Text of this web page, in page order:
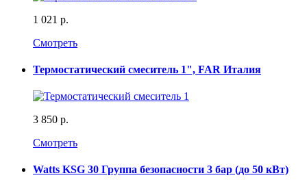
1 021 р.
Смотреть
Термостатический смеситель 1", FAR Италия
3 850 р.
Смотреть
Watts KSG 30 Группа безопасности 3 бар (до 50 кВт)